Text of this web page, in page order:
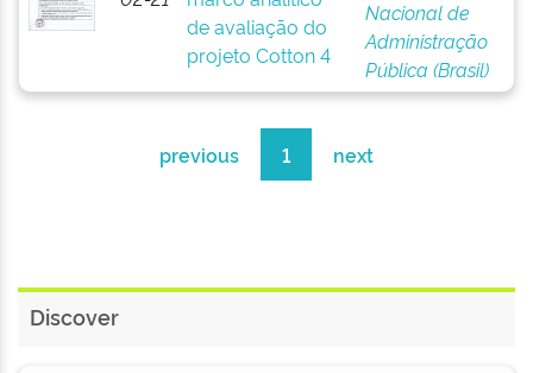
de avaliação do
projeto Cotton 4
Nacional de
Administração
Pública (Brasil)
previous 1 next
Discover